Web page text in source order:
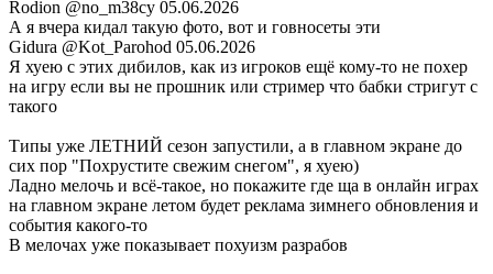
Rodion @no_m38cy 05.06.2026
А я вчера кидал такую фото, вот и говносеты эти
Gidura @Kot_Parohod 05.06.2026
Я хуею с этих дибилов, как из игроков ещё кому-то не похер
на игру если вы не прошник или стример что бабки стригут с
такого
Типы уже ЛЕТНИЙ сезон запустили, а в главном экране до
сих пор "Похрустите свежим снегом", я хуею)
Ладно мелочь и всё-такое, но покажите где ща в онлайн играх
на главном экране летом будет реклама зимнего обновления и
события какого-то
В мелочах уже показывает похуизм разрабов